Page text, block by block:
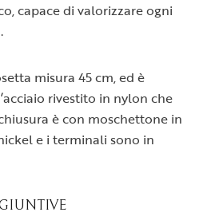
capace di valorizzare ogni
misura 45 cm, ed è
rivestito in nylon che
è con moschettone in
e i terminali sono in